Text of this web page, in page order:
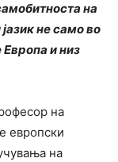
на
не само во
и низ
на
европски
на